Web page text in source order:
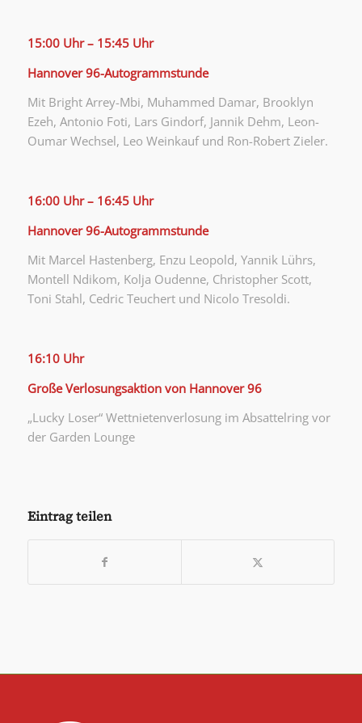
15:00 Uhr – 15:45 Uhr
Hannover 96-Autogrammstunde
Mit Bright Arrey-Mbi, Muhammed Damar, Brooklyn
Ezeh, Antonio Foti, Lars Gindorf, Jannik Dehm, Leon-
Oumar Wechsel, Leo Weinkauf und Ron-Robert Zieler.
16:00 Uhr – 16:45 Uhr
Hannover 96-Autogrammstunde
Mit Marcel Hastenberg, Enzu Leopold, Yannik Lührs,
Montell Ndikom, Kolja Oudenne, Christopher Scott,
Toni Stahl, Cedric Teuchert und Nicolo Tresoldi.
16:10 Uhr
Große Verlosungsaktion von Hannover 96
„Lucky Loser“ Wettnietenverlosung im Absattelring vor
der Garden Lounge
Eintrag teilen